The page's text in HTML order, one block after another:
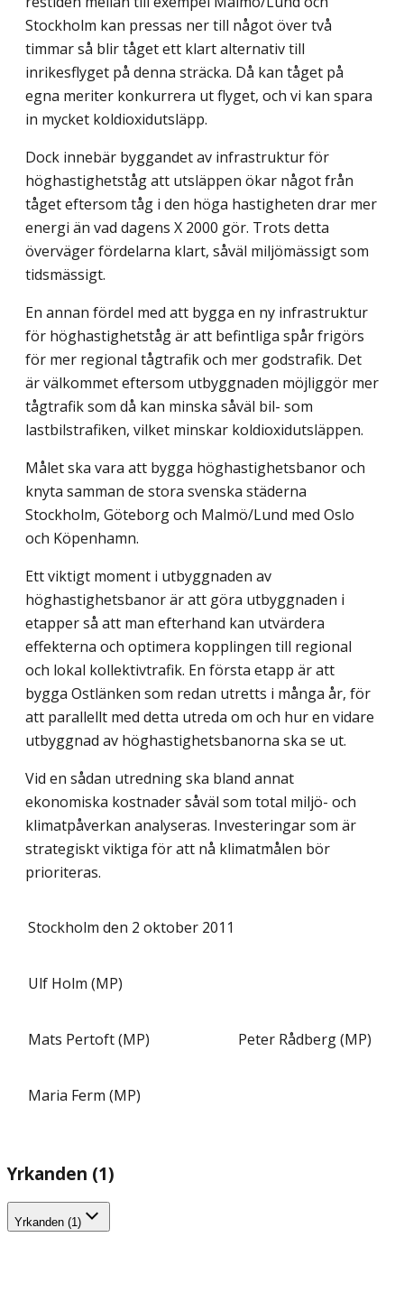
Stockholm kan pressas ner till något över två
timmar så blir tåget ett klart alternativ till
inrikesflyget på denna sträcka. Då kan tåget på
egna meriter konkurrera ut flyget, och vi kan spara
in mycket koldioxidutsläpp.
Dock innebär byggandet av infrastruktur för
höghastighetståg att utsläppen ökar något från
tåget eftersom tåg i den höga hastigheten drar mer
energi än vad dagens X 2000 gör. Trots detta
överväger fördelarna klart, såväl miljömässigt som
tidsmässigt.
En annan fördel med att bygga en ny infrastruktur
för höghastighetståg är att befintliga spår frigörs
för mer regional tågtrafik och mer godstrafik. Det
är välkommet eftersom utbyggnaden möjliggör mer
tågtrafik som då kan minska såväl bil- som
lastbilstrafiken, vilket minskar koldioxidutsläppen.
Målet ska vara att bygga höghastighetsbanor och
knyta samman de stora svenska städerna
Stockholm, Göteborg och Malmö/Lund med Oslo
och Köpenhamn.
Ett viktigt moment i utbyggnaden av
höghastighetsbanor är att göra utbyggnaden i
etapper så att man efterhand kan utvärdera
effekterna och optimera kopplingen till regional
och lokal kollektivtrafik. En första etapp är att
bygga Ostlänken som redan utretts i många år, för
att parallellt med detta utreda om och hur en vidare
utbyggnad av höghastighetsbanorna ska se ut.
Vid en sådan utredning ska bland annat
ekonomiska kostnader såväl som total miljö- och
klimatpåverkan analyseras. Investeringar som är
strategiskt viktiga för att nå klimatmålen bör
prioriteras.
Stockholm den 2 oktober 2011
Ulf Holm (MP)
Mats Pertoft (MP) Peter Rådberg (MP)
Maria Ferm (MP)
Yrkanden (1)
Yrkanden (1)